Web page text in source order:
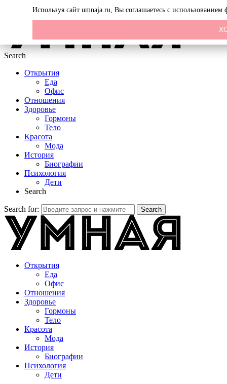
Search
Открытия
Еда
Офис
Отношения
Здоровье
Гормоны
Тело
Красота
Мода
История
Биографии
Психология
Дети
Search
Search for: Search
Открытия
Еда
Офис
Отношения
Здоровье
Гормоны
Тело
Красота
Мода
История
Биографии
Психология
Дети
Используя сайт umnaja.ru, Вы соглашаетесь с использованием